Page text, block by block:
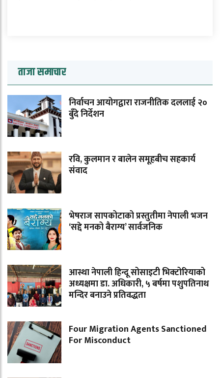
ताजा समाचार
निर्वाचन आयोगद्वारा राजनीतिक दललाई २०
बुँदे निर्देशन
रवि, कुलमान र बालेन समूहबीच सहकार्य
संवाद
भेषराज सापकोटाको प्रस्तुतीमा नेपाली भजन
‘सद्दे मनको बैराग्य’ सार्वजनिक
आस्था नेपाली हिन्दू सोसाइटी भिक्टोरियाको
अध्यक्षमा डा. अधिकारी, ५ बर्षमा पशुपतिनाथ
मन्दिर बनाउने प्रतिवद्धता
Four Migration Agents Sanctioned
For Misconduct